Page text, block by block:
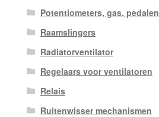
Potentiometers, gas. pedalen
Raamslingers
Radiatorventilator
Regelaars voor ventilatoren
Relais
Ruitenwisser mechanismen